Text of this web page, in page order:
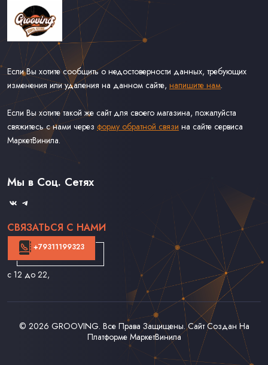
Если Вы хотите сообщить о недостоверности данных, требующих
изменения или удаления на данном сайте, напишите нам.
Если Вы хотите такой же сайт для своего магазина, пожалуйста
свяжитесь с нами через форму обратной связи на сайте сервиса
МаркетВинила.
Связаться С Нами
Оферта
Мы в Соц. Сетях
СВЯЗАТЬСЯ С НАМИ
+79311199323
с 12 до 22,
© 2026 GROOVING. Все Права Защищены. Сайт Создан На
Платформе МаркетВинила